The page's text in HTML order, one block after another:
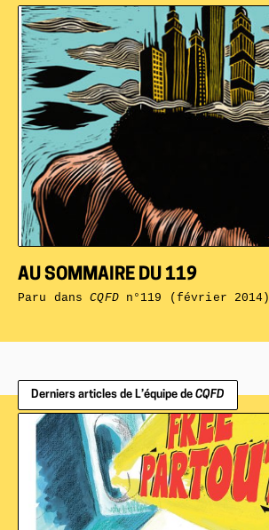
AU SOMMAIRE DU 119
Paru dansCQFDn°119 (février 2014)
Derniers articles de L’équipe de CQFD